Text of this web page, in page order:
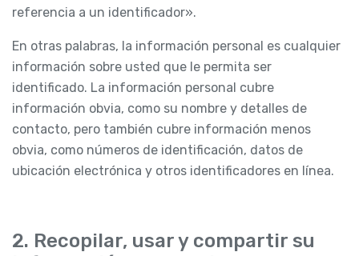
referencia a un identificador».
En otras palabras, la información personal es cualquier
información sobre usted que le permita ser
identificado. La información personal cubre
información obvia, como su nombre y detalles de
contacto, pero también cubre información menos
obvia, como números de identificación, datos de
ubicación electrónica y otros identificadores en línea.
2. Recopilar, usar y compartir su